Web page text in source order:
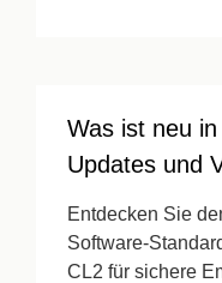
Was ist neu
Updates und
Entdecken Sie
Software-
CL2 für sichere